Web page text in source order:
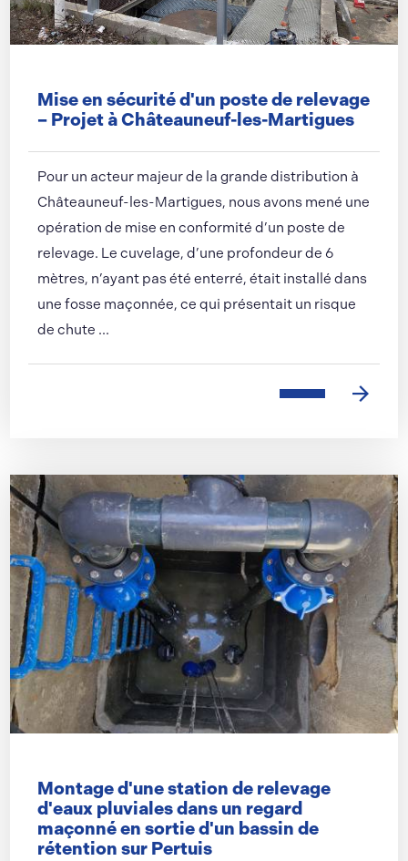
Mise en sécurité d'un poste de relevage
– Projet à Châteauneuf-les-Martigues
Pour un acteur majeur de la grande distribution à
Châteauneuf-les-Martigues, nous avons mené une
opération de mise en conformité d’un poste de
relevage. Le cuvelage, d’une profondeur de 6
mètres, n’ayant pas été enterré, était installé dans
une fosse maçonnée, ce qui présentait un risque
de chute ...
Montage d'une station de relevage
d'eaux pluviales dans un regard
maçonné en sortie d'un bassin de
rétention sur Pertuis